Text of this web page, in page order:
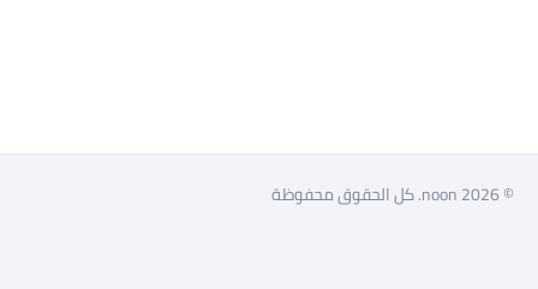
© 2026 noon. كل الحقوق محفوظة